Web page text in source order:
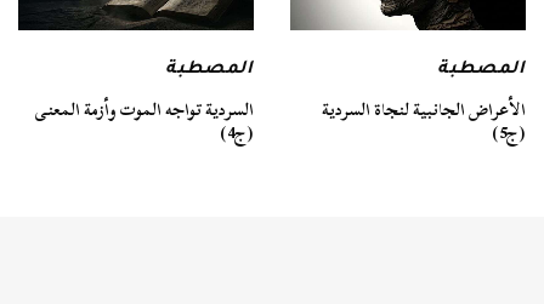
المصطبة
الأعراض الجانبية لنجاة السردية
(ج5)
المصطبة
السردية تواجه الموت وأزمة المعنى
(ج4)